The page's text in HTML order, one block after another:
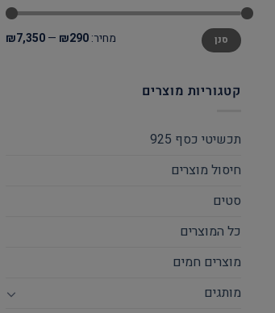
סנן מחיר:₪290
—
₪7,350
קטגוריות מוצרים
תכשיטי כסף 925
חיסול מוצרים
סטים
כל המוצרים
מוצרים חמים
מותגים